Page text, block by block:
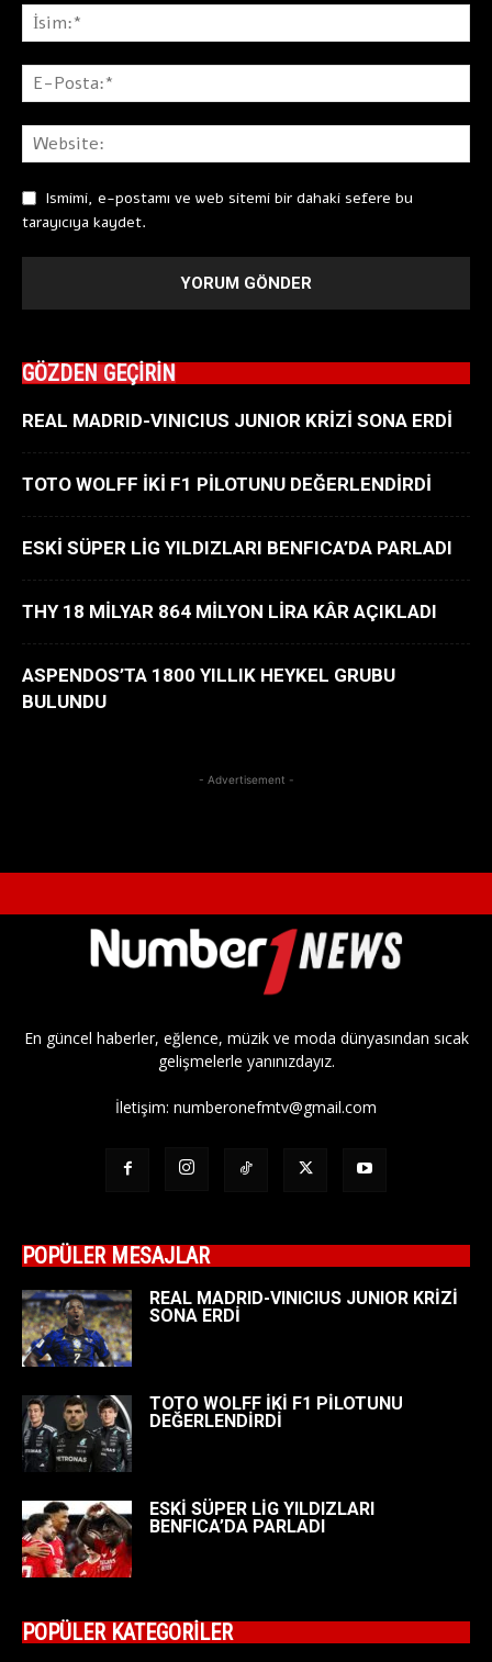
Ismimi, e-postamı ve web sitemi bir dahaki sefere bu
tarayıcıya kaydet.
GÖZDEN GEÇİRİN
REAL MADRID-VINICIUS JUNIOR KRİZİ SONA ERDİ
TOTO WOLFF İKİ F1 PİLOTUNU DEĞERLENDİRDİ
ESKİ SÜPER LİG YILDIZLARI BENFICA’DA PARLADI
THY 18 MİLYAR 864 MİLYON LİRA KÂR AÇIKLADI
ASPENDOS’TA 1800 YILLIK HEYKEL GRUBU
BULUNDU
- Advertisement -
En güncel haberler, eğlence, müzik ve moda dünyasından sıcak
gelişmelerle yanınızdayız.
İletişim: numberonefmtv@gmail.com
POPÜLER MESAJLAR
REAL MADRID-VINICIUS JUNIOR KRİZİ
SONA ERDİ
TOTO WOLFF İKİ F1 PİLOTUNU
DEĞERLENDİRDİ
ESKİ SÜPER LİG YILDIZLARI
BENFICA’DA PARLADI
POPÜLER KATEGORİLER